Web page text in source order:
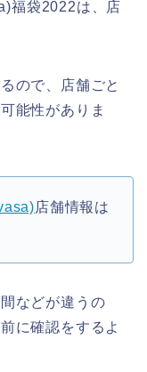
福袋2022は、店
ので、店舗ごと
能性がありま
店舗情報は
などが違うの
に確認をするよ